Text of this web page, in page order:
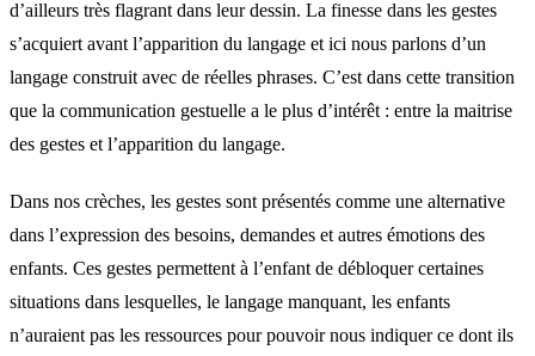
d’ailleurs très flagrant dans leur dessin. La finesse dans les gestes
s’acquiert avant l’apparition du langage et ici nous parlons d’un
langage construit avec de réelles phrases. C’est dans cette transition
que la communication gestuelle a le plus d’intérêt : entre la maitrise
des gestes et l’apparition du langage.
Dans nos crèches, les gestes sont présentés comme une alternative
dans l’expression des besoins, demandes et autres émotions des
enfants. Ces gestes permettent à l’enfant de débloquer certaines
situations dans lesquelles, le langage manquant, les enfants
n’auraient pas les ressources pour pouvoir nous indiquer ce dont ils